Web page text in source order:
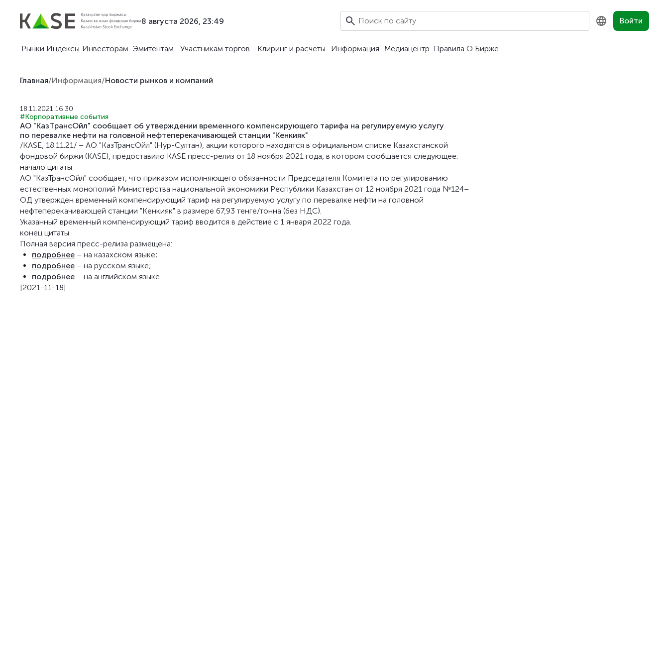
8 августа 2026, 23:49 Войти
Рынки Индексы Инвесторам Эмитентам Участникам торгов Клиринг и расчеты Информация Медиацентр Правила О Бирже
Главная/Информация/Новости рынков и компаний
18.11.2021 16:30
#Корпоративные события
АО "КазТрансОйл" сообщает об утверждении временного компенсирующего тарифа на регулируемую услугу
по перевалке нефти на головной нефтеперекачивающей станции "Кенкияк"
/KASE, 18.11.21/ – АО "КазТрансОйл" (Нур-Султан), акции которого находятся в официальном списке Казахстанской
фондовой биржи (KASE), предоставило KASE пресс-релиз от 18 ноября 2021 года, в котором сообщается следующее:
начало цитаты
АО "КазТрансОйл" сообщает, что приказом исполняющего обязанности Председателя Комитета по регулированию
естественных монополий Министерства национальной экономики Республики Казахстан от 12 ноября 2021 года №124–
ОД утвержден временный компенсирующий тариф на регулируемую услугу по перевалке нефти на головной
нефтеперекачивающей станции "Кенкияк" в размере 67,93 тенге/тонна (без НДС).
Указанный временный компенсирующий тариф вводится в действие с 1 января 2022 года.
конец цитаты
Полная версия пресс-релиза размещена:
подробнее – на казахском языке;
подробнее – на русском языке;
подробнее – на английском языке.
[2021-11-18]